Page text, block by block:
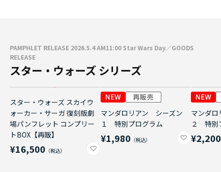
PAMPHLET RELEASE 2026.5.4 AM11:00 Star Wars Day／GOODS
RELEASE
スター・ウォーズ シリーズ
スター・ウォーズ スカイウ
ォーカー・サーガ 復刻版劇
場パンフレット コンプリー
トBOX【再販】
¥16,500
マンダロリアン シーズン
１ 特別プログラム
¥1,980
マンダ
２ 特別
¥2,200